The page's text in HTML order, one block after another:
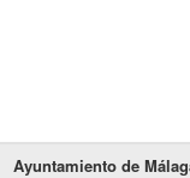
Ayuntamiento de